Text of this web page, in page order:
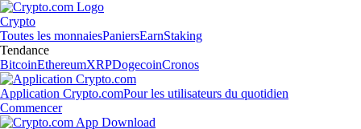
Crypto
Toutes les monnaiesPaniersEarnStaking
Tendance
BitcoinEthereumXRPDogecoinCronos
Application Crypto.comPour les utilisateurs du quotidien
Commencer